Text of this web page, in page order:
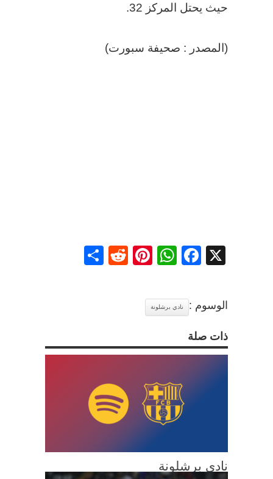
حيث يحتل المركز 32.
(المصدر : صحيفة سبورت)
X
Facebook
WhatsApp
Pinterest
Reddit
الوسوم : نادي برشلونة
ذات صلة
نادي برشلونة